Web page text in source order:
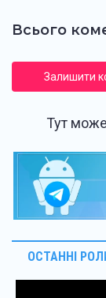
Всього
Залишити
Тут
ОСТАННІ